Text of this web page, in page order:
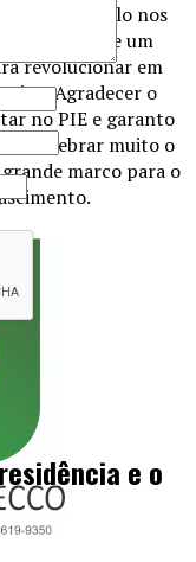
Falo nos
de um
revolucionar em
Agradecer o
no PIE e garanto
irá celebrar muito o
marco para o
e o